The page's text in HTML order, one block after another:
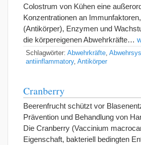
Colostrum von Kühen eine
Konzentrationen an
(Antikörper), Enzymen und
die körpereigenen Abwehrkräfte…
Schlagwörter: Abwehrkräfte
antiinflammatory, Antikörper
Cranberry
Beerenfrucht schützt vor
Prävention und Behandlung von
Die Cranberry (Vaccinium
Eigenschaft, bakteriell bedingten